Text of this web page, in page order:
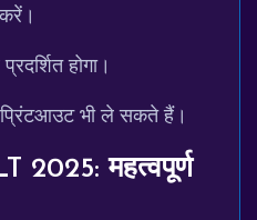
होगा।
भी ले सकते हैं।
2025: महत्वपूर्ण